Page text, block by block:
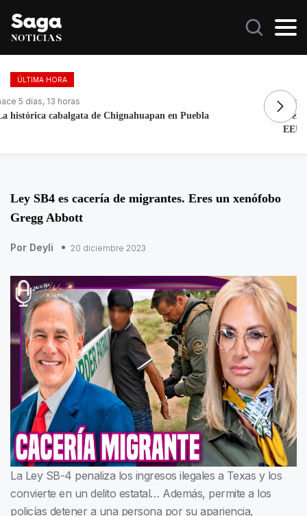
ÚLTIMA HORA
hace 1 día, 11 horas
Mexicano se declara culpable de lavar más de 1.9 MDD en
Ley SB4 es cacería de migrantes. Eres un xenófobo
Gregg Abbott
Por Deyli 20 diciembre 2023
La Ley SB-4 penaliza los ingresos ilegales a Texas y los
convierte en un delito estatal… Además, permite a los
policías detener a una persona por su apariencia,